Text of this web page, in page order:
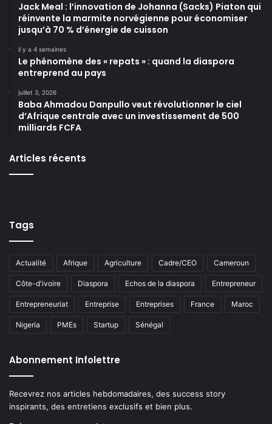
Jack Meal : l’innovation de Johanna (Sacks) Piaton qui
réinvente la marmite norvégienne pour économiser
jusqu’à 70 % d’énergie de cuisson
il y a 4 semaines
Le phénomène des « repats » : quand la diaspora
entreprend au pays
juillet 3, 2026
Baba Ahmadou Danpullo veut révolutionner le ciel
d’Afrique centrale avec un investissement de 500
milliards FCFA
Articles récents
Tags
Actualité Afrique Agriculture Cadre/CEO Cameroun
Côte-d'ivoire Diaspora Echos de la diaspora Entrepreneur
Entrepreneuriat Entreprise Entreprises France Maroc
Nigeria PMEs Startup Sénégal
Abonnement Infolettre
Recevrez nos articles hebdomadaires, des success story
inspirants, des entretiens exclusifs et bien plus.